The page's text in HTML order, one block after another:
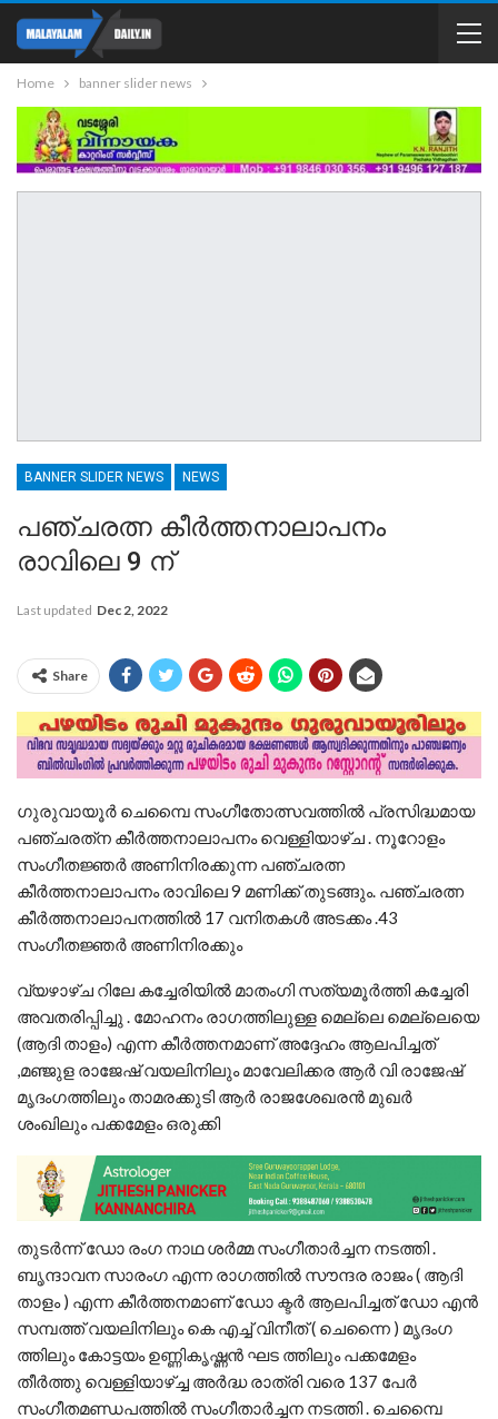
Home banner slider news
BANNER SLIDER NEWS NEWS
പഞ്ചരത്ന കീർത്തനാലാപനം
രാവിലെ 9 ന്
Last updated Dec 2, 2022
Share
ഗുരുവായൂർ ചെമ്പൈ സംഗീതോത്സവത്തിൽ പ്രസിദ്ധമായ
പഞ്ചരത്‌ന കീർത്തനാലാപനം വെള്ളിയാഴ്ച . നൂറോളം
സംഗീതജ്ഞർ അണിനിരക്കുന്ന പഞ്ചരത്ന
കീർത്തനാലാപനം രാവിലെ 9 മണിക്ക് തുടങ്ങും. പഞ്ചരത്ന
കീർത്തനാലാപനത്തിൽ 17 വനിതകൾ അടക്കം .43
സംഗീതജ്ഞർ അണിനിരക്കും
വ്യഴാഴ്ച റിലേ കച്ചേരിയിൽ മാതംഗി സത്യമൂർത്തി കച്ചേരി
അവതരിപ്പിച്ചു . മോഹനം രാഗത്തിലുള്ള മെല്ലെ മെല്ലെയെ
(ആദി താളം) എന്ന കീർത്തനമാണ് അദ്ദേഹം ആലപിച്ചത്
,മഞ്ജുള രാജേഷ് വയലിനിലും മാവേലിക്കര ആർ വി രാജേഷ്
മൃദംഗത്തിലും താമരക്കുടി ആർ രാജശേഖരൻ മുഖർ
ശംഖിലും പക്കമേളം ഒരുക്കി
തുടർന്ന് ഡോ രംഗ നാഥ ശർമ്മ സംഗീതാർച്ചന നടത്തി .
ബൃന്ദാവന സാരംഗ എന്ന രാഗത്തിൽ സൗന്ദര രാജം ( ആദി
താളം ) എന്ന കീർത്തനമാണ് ഡോ ക്ടർ ആലപിച്ചത് ഡോ എൻ
സമ്പത്ത് വയലിനിലും കെ എച്ച് വിനീത് ( ചെന്നൈ ) മൃദംഗ
ത്തിലും കോട്ടയം ഉണ്ണികൃഷ്ണൻ ഘട ത്തിലും പക്കമേളം
തീർത്തു വെള്ളിയാഴ്ച്ച അർദ്ധ രാത്രി വരെ 137 പേർ
സംഗീതമണ്ഡപത്തിൽ സംഗീതാർച്ചന നടത്തി . ചെമ്പൈ